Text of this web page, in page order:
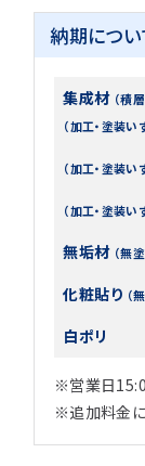
納期につい
集成材 （積
（加工・塗装い
（加工・塗装い
（加工・塗装い
無垢材 （無
化粧貼り （
白ポリ
※営業日
※追加料金に